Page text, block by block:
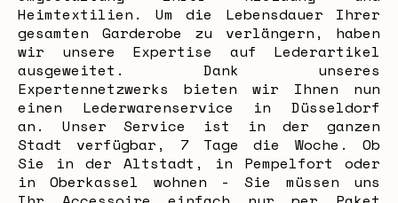
Heimtextilien. Um die Lebensdauer Ihrer
gesamten Garderobe zu verlängern, haben
wir unsere Expertise auf Lederartikel
ausgeweitet. Dank unseres
Expertennetzwerks bieten wir Ihnen nun
einen Lederwarenservice in Düsseldorf
an. Unser Service ist in der ganzen
Stadt verfügbar, 7 Tage die Woche. Ob
Sie in der Altstadt, in Pempelfort oder
in Oberkassel wohnen - Sie müssen uns